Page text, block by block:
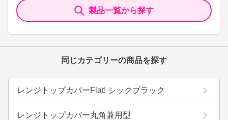
製品一覧から探す
同じカテゴリーの商品を探す
レンジトップカバーFlat! シックブラック
レンジトップカバー丸角兼用型